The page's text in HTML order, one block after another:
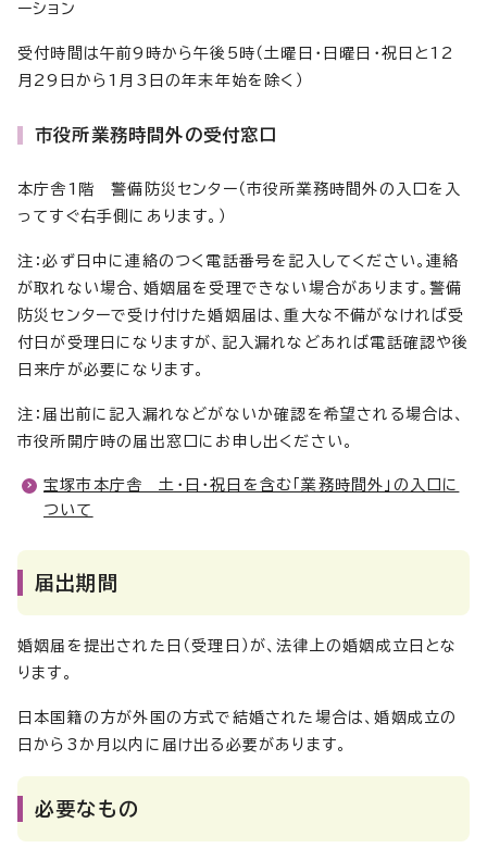
ーション
受付時間は午前9時から午後5時（土曜日・日曜日・祝日と12
月29日から1月3日の年末年始を除く）
市役所業務時間外の受付窓口
本庁舎1階 警備防災センター（市役所業務時間外の入口を入
ってすぐ右手側にあります。）
注：必ず日中に連絡のつく電話番号を記入してください。連絡
が取れない場合、婚姻届を受理できない場合があります。警備
防災センターで受け付けた婚姻届は、重大な不備がなければ受
付日が受理日になりますが、記入漏れなどあれば電話確認や後
日来庁が必要になります。
注：届出前に記入漏れなどがないか確認を希望される場合は、
市役所開庁時の届出窓口にお申し出ください。
宝塚市本庁舎 土・日・祝日を含む「業務時間外」の入口に
ついて
届出期間
婚姻届を提出された日（受理日）が、法律上の婚姻成立日とな
ります。
日本国籍の方が外国の方式で結婚された場合は、婚姻成立の
日から3か月以内に届け出る必要があります。
必要なもの